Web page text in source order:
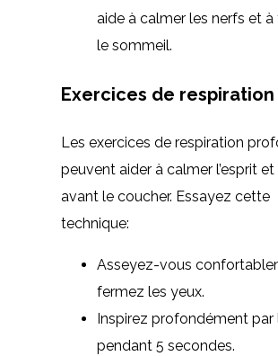
aide à calmer les nerfs et à
le sommeil.
Exercices de respiration
Les exercices de respiration
peuvent aider à calmer l’esprit
avant le coucher. Essayez cette
technique:
Asseyez-vous
fermez les yeux.
Inspirez profondément par
pendant 5 secondes.